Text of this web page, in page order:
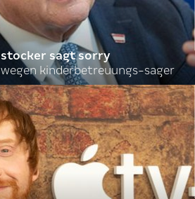
stocker sagt sorry
wegen kinderbetreuungs-sager